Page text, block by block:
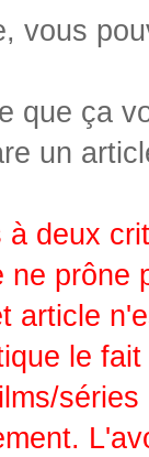
vous
que ça
un
à deux
ne prône
article
le